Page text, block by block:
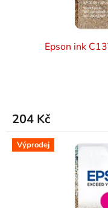
Epson ink
204 Kč
Výprodej